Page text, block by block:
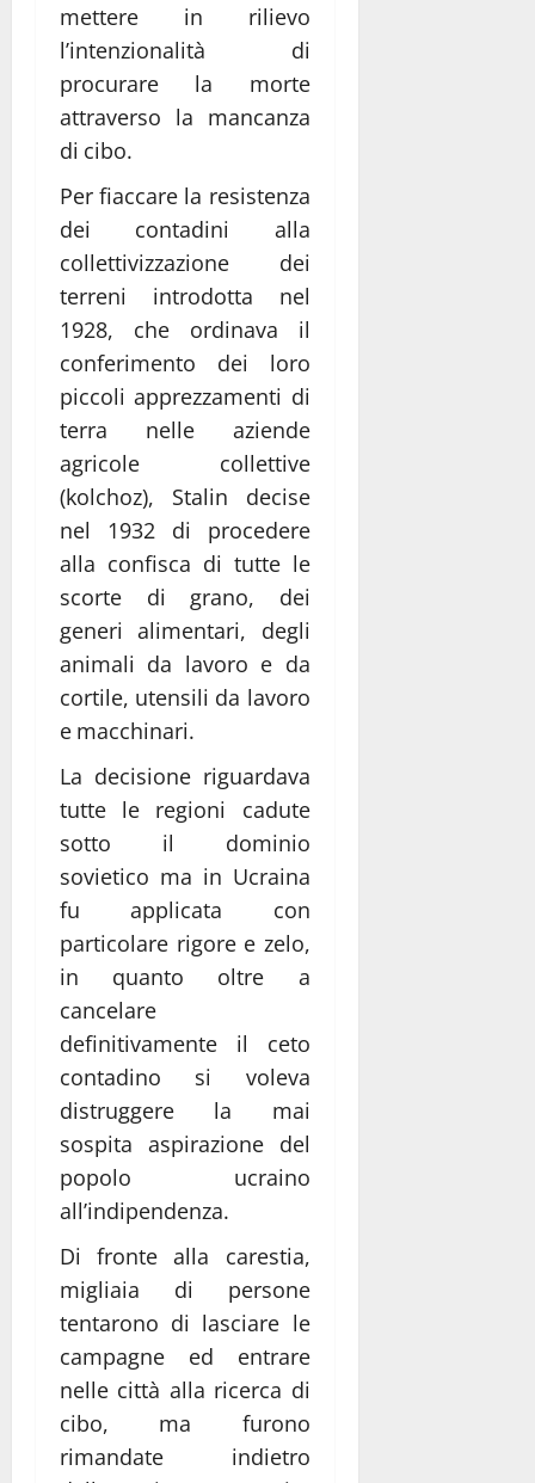
mettere in rilievo
l’intenzionalità di
procurare la morte
attraverso la mancanza
di cibo.
Per fiaccare la resistenza
dei contadini alla
collettivizzazione dei
terreni introdotta nel
1928, che ordinava il
conferimento dei loro
piccoli apprezzamenti di
terra nelle aziende
agricole collettive
(kolchoz), Stalin decise
nel 1932 di procedere
alla confisca di tutte le
scorte di grano, dei
generi alimentari, degli
animali da lavoro e da
cortile, utensili da lavoro
e macchinari.
La decisione riguardava
tutte le regioni cadute
sotto il dominio
sovietico ma in Ucraina
fu applicata con
particolare rigore e zelo,
in quanto oltre a
cancelare
definitivamente il ceto
contadino si voleva
distruggere la mai
sospita aspirazione del
popolo ucraino
all’indipendenza.
Di fronte alla carestia,
migliaia di persone
tentarono di lasciare le
campagne ed entrare
nelle città alla ricerca di
cibo, ma furono
rimandate indietro